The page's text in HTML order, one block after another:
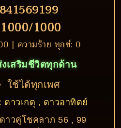
1000
| ความร้าย ทุกข์: 0
เสริมชีวิตทุกด้าน
ใช้ได้ทุกเพศ
ดาวเกตุ , ดาวอาทิตย์
าวคู่โชคลาภ 56 , 99